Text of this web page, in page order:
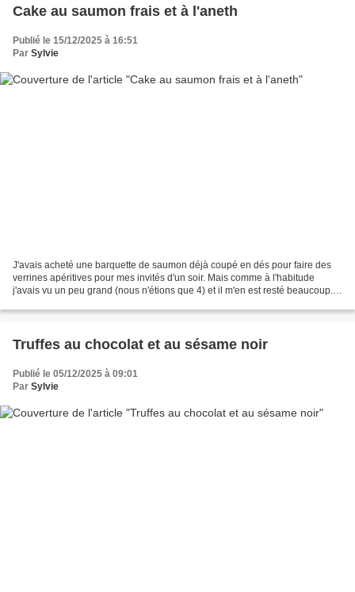
Cake au saumon frais et à l'aneth
Publié le 15/12/2025 à 16:51
Par Sylvie
J'avais acheté une barquette de saumon déjà coupé en dés pour faire des
verrines apéritives pour mes invités d'un soir. Mais comme à l'habitude
j'avais vu un peu grand (nous n'étions que 4) et il m'en est resté beaucoup.
Truffes au chocolat et au sésame noir
Publié le 05/12/2025 à 09:01
Par Sylvie